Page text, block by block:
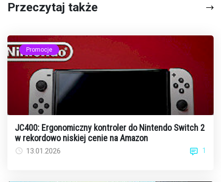
Przeczytaj także
Promocje
JC400: Ergonomiczny kontroler do Nintendo Switch 2
w rekordowo niskiej cenie na Amazon
13.01.2026 1